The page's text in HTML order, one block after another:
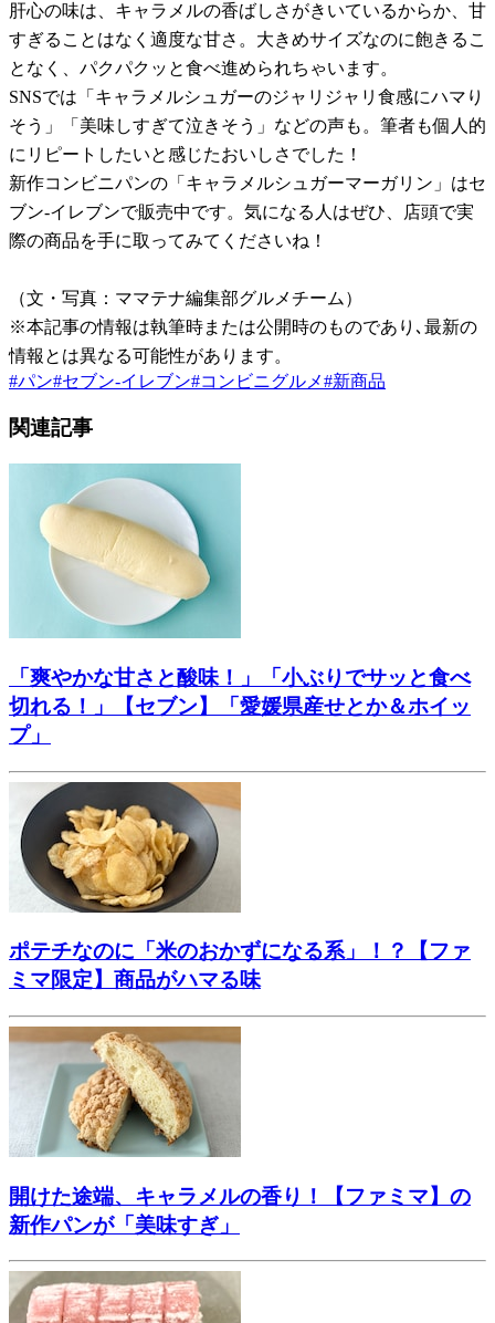
肝心の味は、キャラメルの香ばしさがきいているからか、甘
すぎることはなく適度な甘さ。大きめサイズなのに飽きるこ
となく、パクパクッと食べ進められちゃいます。
SNSでは「キャラメルシュガーのジャリジャリ食感にハマり
そう」「美味しすぎて泣きそう」などの声も。筆者も個人的
にリピートしたいと感じたおいしさでした！
新作コンビニパンの「キャラメルシュガーマーガリン」はセ
ブン-イレブンで販売中です。気になる人はぜひ、店頭で実
際の商品を手に取ってみてくださいね！
（文・写真：ママテナ編集部グルメチーム）
※本記事の情報は執筆時または公開時のものであり､最新の
情報とは異なる可能性があります。
#パン#セブン-イレブン#コンビニグルメ#新商品
関連記事
「爽やかな甘さと酸味！」「小ぶりでサッと食べ
切れる！」【セブン】「愛媛県産せとか＆ホイッ
プ」
ポテチなのに「米のおかずになる系」！？【ファ
ミマ限定】商品がハマる味
開けた途端、キャラメルの香り！【ファミマ】の
新作パンが「美味すぎ」